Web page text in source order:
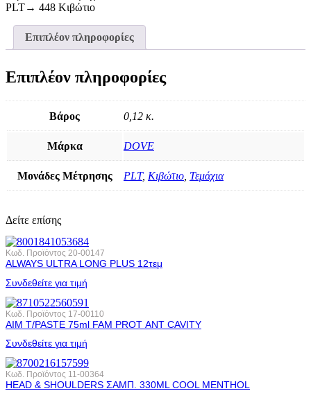
PLT→ 448 Κιβώτιο
Επιπλέον πληροφορίες
Επιπλέον πληροφορίες
Βάρος 0,12 κ.
Μάρκα DOVE
Μονάδες Μέτρησης PLT, Κιβώτιο Τεμάχια
Δείτε επίσης
Κωδ. Προϊόντος 20-00147
ALWAYS ULTRA LONG PLUS 12τεμ
Συνδεθείτε για τιμή
Κωδ. Προϊόντος 17-00110
AIM T/PASTE 75ml FAM PROT ΑΝΤ CAVITY
Συνδεθείτε για τιμή
Κωδ. Προϊόντος 11-00364
HEAD & SHOULDERS ΣΑΜΠ. 330ML COOL MENTHOL